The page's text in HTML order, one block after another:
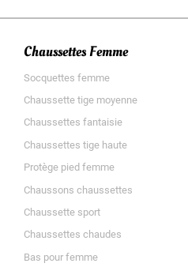
Chaussettes Femme
Socquettes femme
Chaussette tige moyenne
Chaussettes fantaisie
Chaussettes tige haute
Protège pied femme
Chaussons chaussettes
Chaussette sport
Chaussettes chaudes
Bas pour femme